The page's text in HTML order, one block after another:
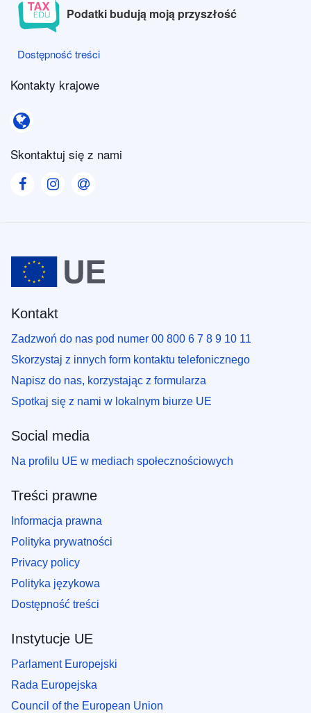
Podatki budują moją przyszłość
Dostępność treści
Dostępność treści
Kontakty krajowe
Skontaktuj się z nami
Kontakt
Zadzwoń do nas pod numer 00 800 6 7 8 9 10 11
Skorzystaj z innych form kontaktu telefonicznego
Napisz do nas, korzystając z formularza
Spotkaj się z nami w lokalnym biurze UE
Social media
Na profilu UE w mediach społecznościowych
Treści prawne
Informacja prawna
Polityka prywatności
Privacy policy
Polityka językowa
Dostępność treści
Instytucje UE
Parlament Europejski
Rada Europejska
Council of the European Union